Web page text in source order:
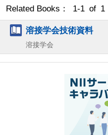
Related Books： 1-1 of 1
溶接学会技術資料
溶接学会